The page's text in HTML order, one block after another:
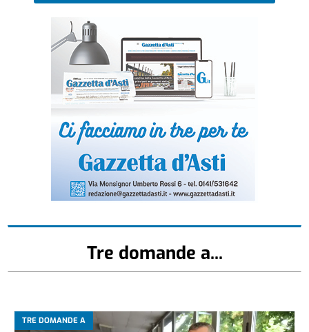
Tre domande a...
TRE DOMANDE A